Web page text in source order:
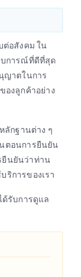
ต่อสังคม ใน
บการณ์ที่ดีที่สุด
ญาตในการ
องลูกค้าอย่าง
ลักฐานต่าง ๆ
ตอนการยืนยัน
นยันว่าท่าน
ริการของเรา
ด้รับการดูแล